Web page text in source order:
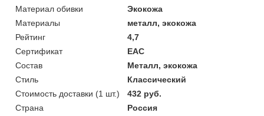
Материал обивки
Экокожа
Материалы
металл, экокожа
Рейтинг
4,7
Сертификат
ЕАС
Состав
Металл, экокожа
Стиль
Классический
Стоимость доставки (1 шт.)
432 руб.
Страна
Россия